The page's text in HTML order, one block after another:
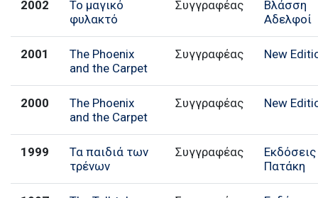
2002
Το μαγικό
φυλακτό
Συγγραφέας
Βλάσση
Αδελφοί
2001
The Phoenix
and the Carpet
Συγγραφέας New
2000
The Phoenix
and the Carpet
Συγγραφέας New
1999
Τα παιδιά των
τρένων
Συγγραφέας
Εκδόσεις
Πατάκη